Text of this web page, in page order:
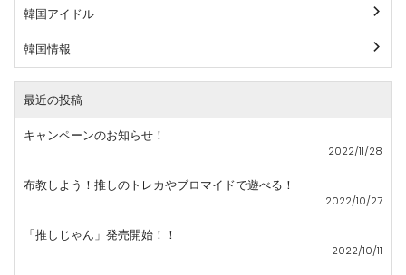
韓国アイドル
韓国情報
最近の投稿
キャンペーンのお知らせ！
2022/11/28
布教しよう！推しのトレカやブロマイドで遊べる！
2022/10/27
「推しじゃん」発売開始！！
2022/10/11